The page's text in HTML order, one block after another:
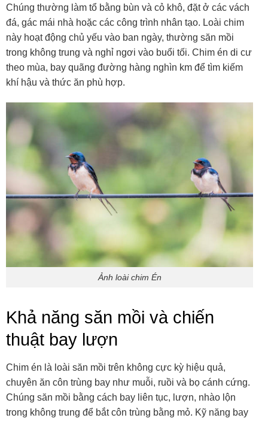
Chúng thường làm tổ bằng bùn và cỏ khô, đặt ở các vách
đá, gác mái nhà hoặc các công trình nhân tạo. Loài chim
này hoạt động chủ yếu vào ban ngày, thường săn mồi
trong không trung và nghỉ ngơi vào buổi tối. Chim én di cư
theo mùa, bay quãng đường hàng nghìn km để tìm kiếm
khí hậu và thức ăn phù hợp.
Ảnh loài chim Én
Khả năng săn mồi và chiến
thuật bay lượn
Chim én là loài săn mồi trên không cực kỳ hiệu quả,
chuyên ăn côn trùng bay như muỗi, ruồi và bọ cánh cứng.
Chúng săn mồi bằng cách bay liên tục, lượn, nhào lộn
trong không trung để bắt côn trùng bằng mỏ. Kỹ năng bay